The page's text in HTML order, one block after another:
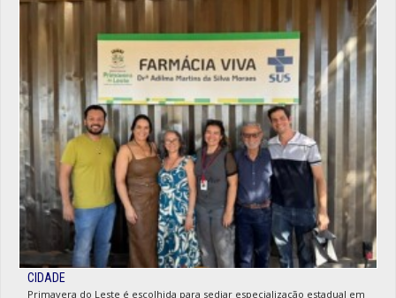
CIDADE
Primavera do Leste é escolhida para sediar especialização estadual em